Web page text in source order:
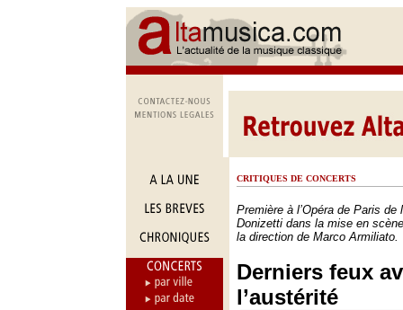
CRITIQUES DE CONCERTS
Première à l’Opéra de Paris
Donizetti dans la mise en
la direction de Marco Armiliato.
Derniers feux
l’austérité